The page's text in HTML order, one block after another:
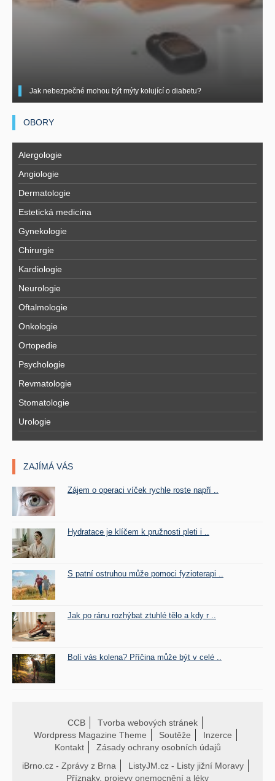
Jak nebezpečné mohou být mýty kolující o diabetu?
OBORY
Alergologie
Angiologie
Dermatologie
Estetická medicína
Gynekologie
Chirurgie
Kardiologie
Neurologie
Oftalmologie
Onkologie
Ortopedie
Psychologie
Revmatologie
Stomatologie
Urologie
ZAJÍMÁ VÁS
Zájem o operaci víček rychle roste napří ..
Hydratace je klíčem k pružnosti pleti i ..
S patní ostruhou může pomoci fyzioterapi ..
Jak po ránu rozhýbat ztuhlé tělo a kdy r ..
Bolí vás kolena? Příčina může být v celé ..
CCB
Tvorba webových stránek
Wordpress Magazine Theme
Soutěže
Inzerce
Kontakt
Zásady ochrany osobních údajů
iBrno.cz - Zprávy z Brna
ListyJM.cz - Listy jižní Moravy
Příznaky, projevy onemocnění a léky